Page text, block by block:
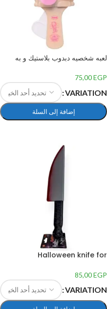
لعبه شخصيه دبدوب بلاستيك و به
75,00EGP
VARIATION
إضافة إلى السلة
Halloween knife for
85,00EGP
VARIATION